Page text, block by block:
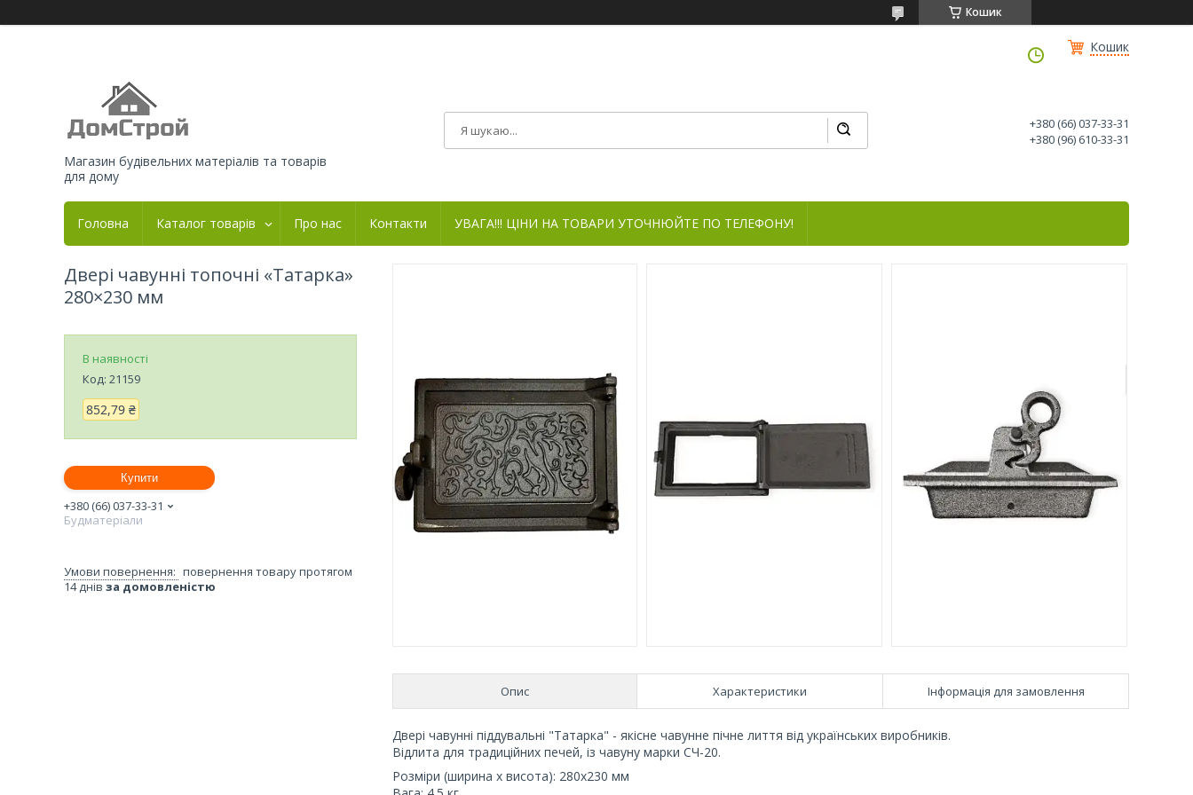
Кошик
Кошик
Магазин будівельних матеріалів та товарів
для дому
+380 (66) 037-33-31
+380 (96) 610-33-31
Головна Каталог товарів Про нас Контакти УВАГА!!! ЦІНИ НА ТОВАРИ УТОЧНЮЙТЕ ПО ТЕЛЕФОНУ!
Опис Характеристики Інформація для замовлення
Двері чавунні піддувальні "Татарка" - якісне чавунне пічне лиття від українських виробників.
Відлита для традиційних печей, із чавуну марки СЧ-20.
Розміри (ширина х висота): 280х230 мм
Двері чавунні топочні «Татарка»
280×230 мм
В наявності
Код: 21159
852,79 ₴
Купити
+380 (66) 037-33-31
Будматеріали
повернення товару протягом
14 днів за домовленістю